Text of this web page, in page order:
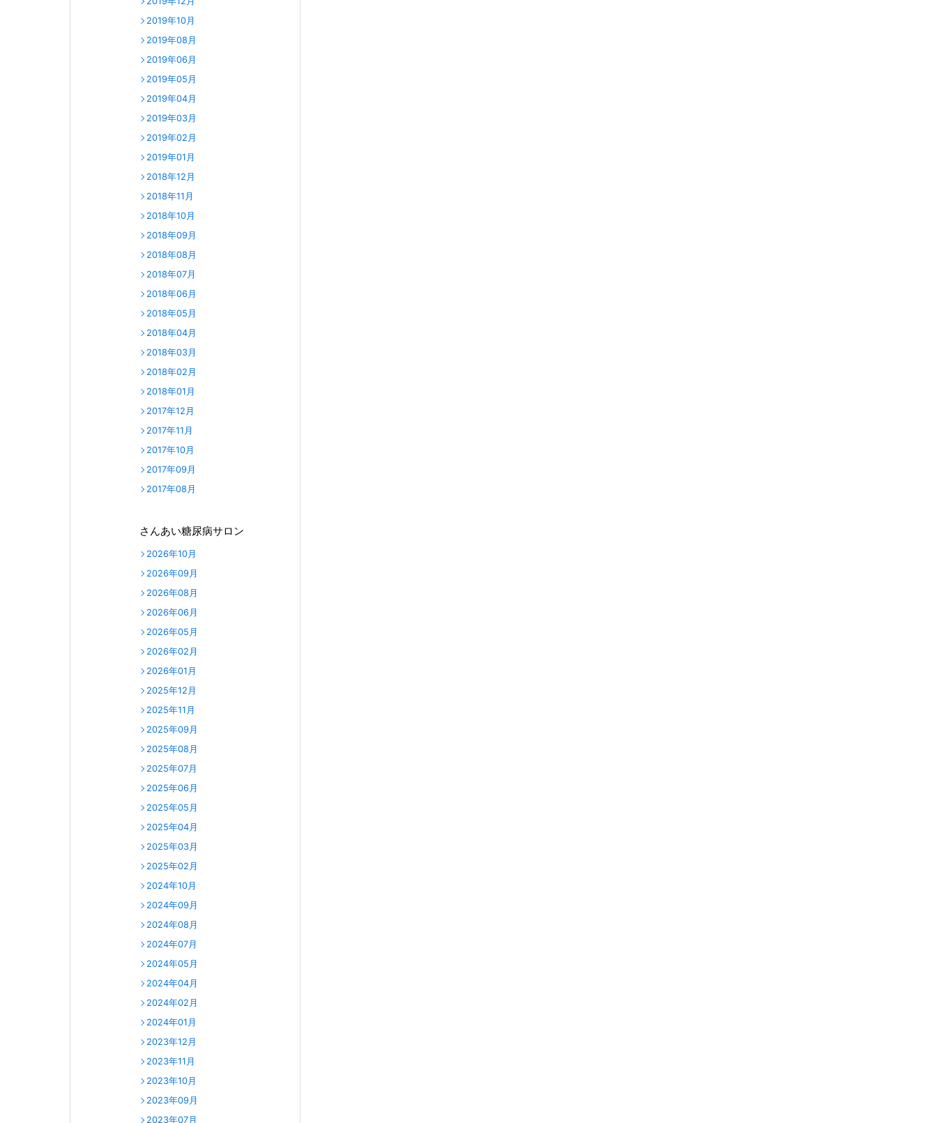
2019年10月
2019年08月
2019年06月
2019年05月
2019年04月
2019年03月
2019年02月
2019年01月
2018年12月
2018年11月
2018年10月
2018年09月
2018年08月
2018年07月
2018年06月
2018年05月
2018年04月
2018年03月
2018年02月
2018年01月
2017年12月
2017年11月
2017年10月
2017年09月
2017年08月
さんあい糖尿病サロン
2026年10月
2026年09月
2026年08月
2026年06月
2026年05月
2026年02月
2026年01月
2025年12月
2025年11月
2025年09月
2025年08月
2025年07月
2025年06月
2025年05月
2025年04月
2025年03月
2025年02月
2024年10月
2024年09月
2024年08月
2024年07月
2024年05月
2024年04月
2024年02月
2024年01月
2023年12月
2023年11月
2023年10月
2023年09月
2023年07月